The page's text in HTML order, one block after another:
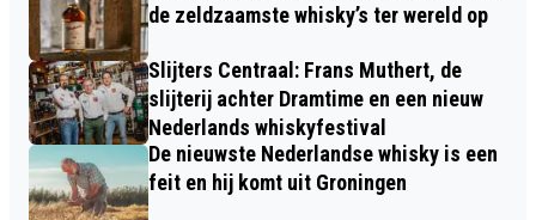
de zeldzaamste whisky’s ter wereld op
Slijters Centraal: Frans Muthert, de
slijterij achter Dramtime en een nieuw
Nederlands whiskyfestival
De nieuwste Nederlandse whisky is een
feit en hij komt uit Groningen